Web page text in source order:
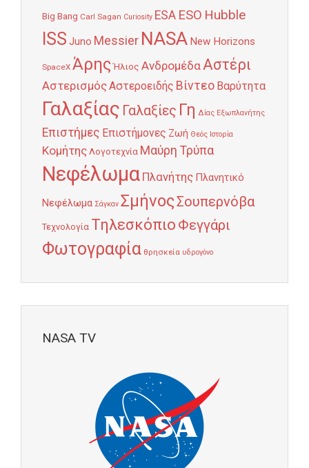
Big Bang Carl Sagan Curiosity ESA ESO Hubble
ISS Juno Messier NASA New Horizons
SpaceX Άρης Ήλιος ΑνδρομέδαΑστέρι
ΑστερισμόςΑστεροειδής Βίντεο Βαρύτητα
Γαλαξίας Γαλαξίες Γη Δίας Εξωπλανήτης
Επιστήμες Επιστήμονες Ζωή Θεός Ιστορία
Κομήτης Λογοτεχνία Μαύρη Τρύπα
Νεφέλωμα Πλανήτης Πλανητικό
Νεφέλωμα Σάγκαν ΣμήνοςΣουπερνόβα
Τεχνολογία Τηλεσκόπιο Φεγγάρι
Φωτογραφία θρησκεία υδρογόνο
NASA TV